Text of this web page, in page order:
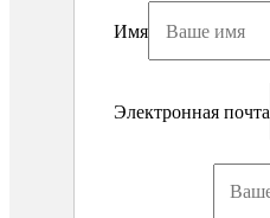
Имя
Электронная почта